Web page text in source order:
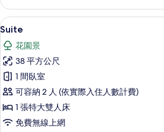
有
相
片
雙
人
房
(Room
Only)
的
詳
情
顯
示
Suite
的
所
有
相
Suite |
16
Suite
花園景
38 平方公尺
1 間臥室
可容納 2 人 (依實際入住人數計費)
1 張特大雙人床
免費無線上網